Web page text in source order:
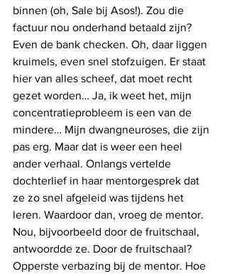
binnen (oh, Sale bij Asos!). Zou die
factuur nou onderhand betaald zijn?
Even de bank checken. Oh, daar liggen
kruimels, even snel stofzuigen. Er staat
hier van alles scheef, dat moet recht
gezet worden… Ja, ik weet het, mijn
concentratieprobleem is een van de
mindere… Mijn dwangneuroses, die zijn
pas erg. Maar dat is weer een heel
ander verhaal. Onlangs vertelde
dochterlief in haar mentorgesprek dat
ze zo snel afgeleid was tijdens het
leren. Waardoor dan, vroeg de mentor.
Nou, bijvoorbeeld door de fruitschaal,
antwoordde ze. Door de fruitschaal?
Opperste verbazing bij de mentor. Hoe